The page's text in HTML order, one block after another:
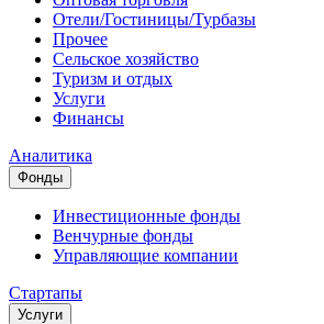
Отели/Гостиницы/Турбазы
Прочее
Сельское хозяйство
Туризм и отдых
Услуги
Финансы
Аналитика
Фонды
Инвестиционные фонды
Венчурные фонды
Управляющие компании
Стартапы
Услуги